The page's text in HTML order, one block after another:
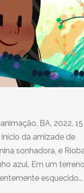
BA, 2022,
da amizade de
sonhadora, e
azul. Em um terreno
esquecido...